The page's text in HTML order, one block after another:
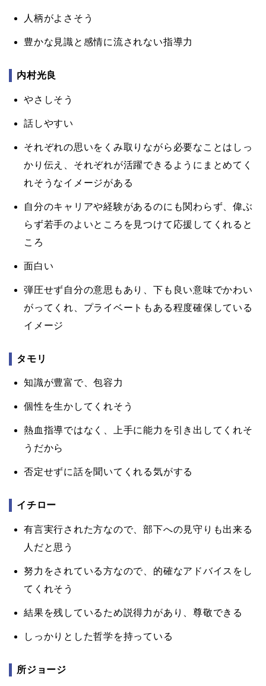
人柄がよさそう
豊かな見識と感情に流されない指導力
内村光良
やさしそう
話しやすい
それぞれの思いをくみ取りながら必要なことはしっ
かり伝え、それぞれが活躍できるようにまとめてく
れそうなイメージがある
自分のキャリアや経験があるのにも関わらず、偉ぶ
らず若手のよいところを見つけて応援してくれると
ころ
面白い
弾圧せず自分の意思もあり、下も良い意味でかわい
がってくれ、プライベートもある程度確保している
イメージ
タモリ
知識が豊富で、包容力
個性を生かしてくれそう
熱血指導ではなく、上手に能力を引き出してくれそ
うだから
否定せずに話を聞いてくれる気がする
イチロー
有言実行された方なので、部下への見守りも出来る
人だと思う
努力をされている方なので、的確なアドバイスをし
てくれそう
結果を残しているため説得力があり、尊敬できる
しっかりとした哲学を持っている
所ジョージ